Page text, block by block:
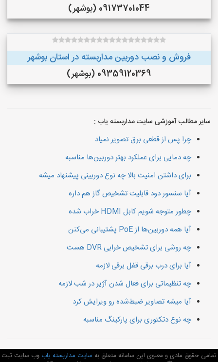
09173701044 (بوشهر)
فروش و نصب دوربین مداربسته در استان بوشهر
09359120369 (بوشهر)
سایر مطالب آموزشی سایت مداربسته یاب :
چرا پس از قطعی برق تصویر نمیاد
چه دمایی برای عملکرد بهتر دوربین‌ها مناسبه
برای داشتن امنیت بالا چه نوع دوربینی پیشنهاد میشه
آیا سنسور دود قابلیت تشخیص گاز هم داره
چطور متوجه شویم کابل HDMI خراب شده
آیا همه دوربین‌ها از PoE پشتیبانی می‌کنن
چه روشی برای تشخیص خرابی DVR هست
آیا برای درب برقی قفل برقی لازمه
چه تنظیماتی برای فعال شدن آژیر در شب لازمه
آیا میشه تصاویر ضبط‌شده رو ویرایش کرد
چه نوع دتکتوری برای پارکینگ مناسبه
تمامی حقوق مادی و معنوی این سامانه متعلق به سایت مداربسته یاب وب سایت ثبت